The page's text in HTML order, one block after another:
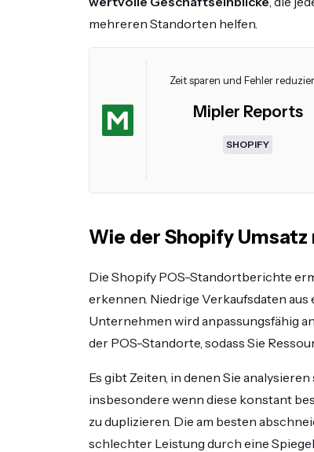
mehreren Standorten helfen.
Zeit sparen und Fehler
Mipler Reports
SHOPIFY
Wie der Shopify
Die Shopify POS-Standortberichte
erkennen. Niedrige Verkaufsdaten
Unternehmen wird anpassungsfähig
der POS-Standorte, sodass Sie
Es gibt Zeiten, in denen Sie
insbesondere wenn diese konstant
zu duplizieren. Die am besten
schlechter Leistung durch eine